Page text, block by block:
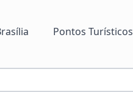
Pontos Turísticos